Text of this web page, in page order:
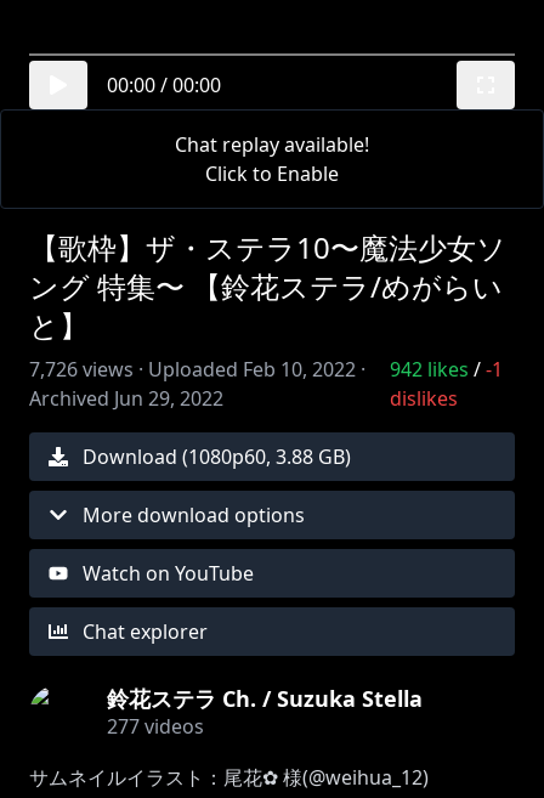
00:00/00:00
Chat replay available!
Click to Enable
【歌枠】ザ・ステラ10〜魔法少女ソ
ング 特集〜 【鈴花ステラ/めがらい
と】
7,726views · Uploaded Feb 10, 2022 ·
Archived Jun 29, 2022
942likes /-1
dislikes
Download (1080p60, 3.88 GB)
More download options
Watch on YouTube
Chat explorer
鈴花ステラ Ch. / Suzuka Stella
277videos
サムネイルイラスト：尾花✿ 様(@weihua_12)